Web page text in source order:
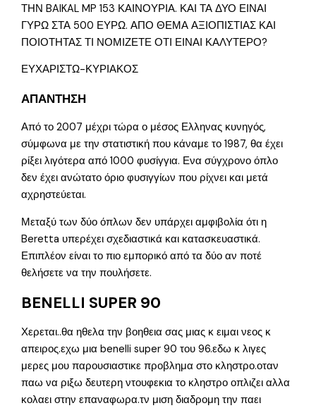
ΤΗΝ BAIKAL MP 153 ΚΑΙΝΟΥΡΙΑ. ΚΑΙ ΤΑ ΔΥΟ ΕΙΝΑΙ
ΓΥΡΩ ΣΤΑ 500 ΕΥΡΩ. ΑΠΟ ΘΕΜΑ ΑΞΙΟΠΙΣΤΙΑΣ ΚΑΙ
ΠΟΙΟΤΗΤΑΣ ΤΙ ΝΟΜΙΖΕΤΕ ΟΤΙ ΕΙΝΑΙ ΚΑΛΥΤΕΡΟ?
ΕΥΧΑΡΙΣΤΩ-ΚΥΡΙΑΚΟΣ
ΑΠΑΝΤΗΣΗ
Από το 2007 μέχρι τώρα ο μέσος Ελληνας κυνηγός,
σύμφωνα με την στατιστική που κάναμε το 1987, θα έχει
ρίξει λιγότερα από 1000 φυσίγγια. Ενα σύγχρονο όπλο
δεν έχει ανώτατο όριο φυσιγγίων που ρίχνει και μετά
αχρηστεύεται.
Μεταξύ των δύο όπλων δεν υπάρχει αμφιβολία ότι η
Beretta υπερέχει σχεδιαστικά και κατασκευαστικά.
Επιπλέον είναι το πιο εμπορικό από τα δύο αν ποτέ
θελήσετε να την πουλήσετε.
BENELLI SUPER 90
Χερεται..θα ηθελα την βοηθεια σας μιας κ ειμαι νεος κ
απειρος.εχω μια benelli super 90 του 96.εδω κ λιγες
μερες μου παρουσιαστικε προβλημα στο κληστρο.οταν
παω να ριξω δευτερη ντουφεκια το κληστρο οπλιζει αλλα
κολαει στην επαναφωρα.τν μιση διαδρομη την παει